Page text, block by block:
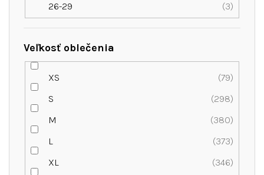
26-29
3
Veľkosť oblečenia
XS
79
S
298
M
380
L
373
XL
346